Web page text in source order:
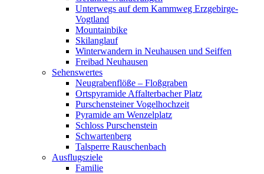
Unterwegs auf dem Kammweg Erzgebirge-
Vogtland
Mountainbike
Skilanglauf
Winterwandern in Neuhausen und Seiffen
Freibad Neuhausen
Sehenswertes
Neugrabenflöße – Floßgraben
Ortspyramide Affalterbacher Platz
Purschensteiner Vogelhochzeit
Pyramide am Wenzelplatz
Schloss Purschenstein
Schwartenberg
Talsperre Rauschenbach
Ausflugsziele
Familie